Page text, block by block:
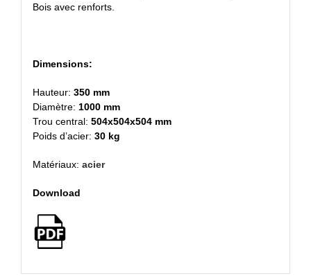
Bois avec renforts.
Dimensions:
Hauteur: 350 mm
Diamètre: 1000 mm
Trou central: 504x504x504 mm
Poids d’acier: 30 kg
Matériaux: acier
Download